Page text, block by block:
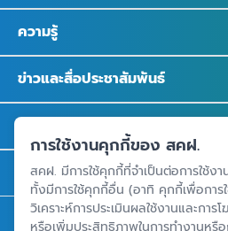
ความรู้
ข่าวและสื่อประชาสัมพันธ์
ติดต่อ สคฝ.
สถาบันคุ้มครองเงินฝาก
การใช้งานคุกกี้ของ สคฝ.
สคฝ. มีการใช้คุกกี้ที่จำเป็นต่อการใช้งา
ทั้งมีการใช้คุกกี้อื่น (อาทิ คุกกี้เพื่อการ
วิเคราะห์การประเมินผลใช้งานและกา
หรือเพิ่มประสิทธิภาพในการทำงานหรื